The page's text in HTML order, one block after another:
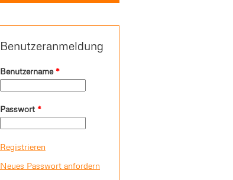
Benutzeranmeldung
Benutzername *
Passwort *
Registrieren
Neues Passwort anfordern